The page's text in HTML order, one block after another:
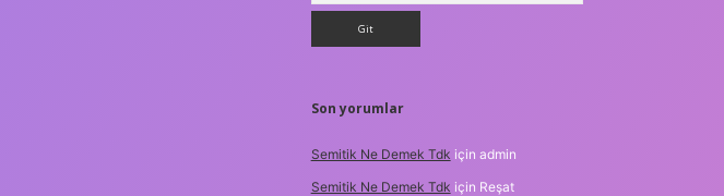
Son yorumlar
Semitik Ne Demek Tdk için admin
Semitik Ne Demek Tdk için Reşat